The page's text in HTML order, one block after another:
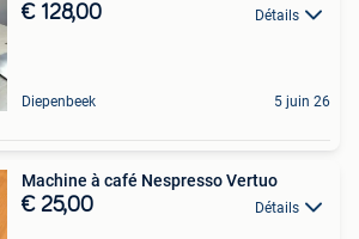
€ 128,00 Détails
Diepenbeek 5 juin 26
Machine à café Nespresso Vertuo
€ 25,00 Détails